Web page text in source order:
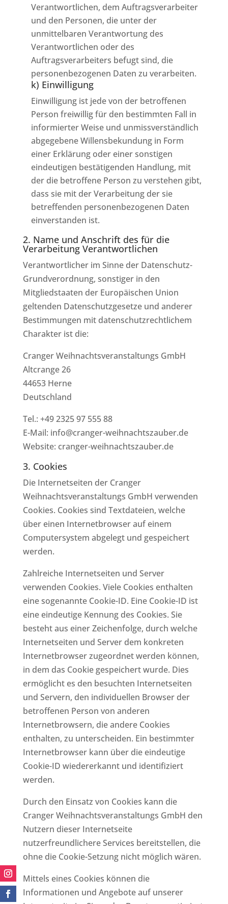
Verantwortlichen, dem Auftragsverarbeiter
und den Personen, die unter der
unmittelbaren Verantwortung des
Verantwortlichen oder des
Auftragsverarbeiters befugt sind, die
personenbezogenen Daten zu verarbeiten.
k) Einwilligung
Einwilligung ist jede von der betroffenen
Person freiwillig für den bestimmten Fall in
informierter Weise und unmissverständlich
abgegebene Willensbekundung in Form
einer Erklärung oder einer sonstigen
eindeutigen bestätigenden Handlung, mit
der die betroffene Person zu verstehen gibt,
dass sie mit der Verarbeitung der sie
betreffenden personenbezogenen Daten
einverstanden ist.
2. Name und Anschrift des für die
Verarbeitung Verantwortlichen
Verantwortlicher im Sinne der Datenschutz-
Grundverordnung, sonstiger in den
Mitgliedstaaten der Europäischen Union
geltenden Datenschutzgesetze und anderer
Bestimmungen mit datenschutzrechtlichem
Charakter ist die:
Cranger Weihnachtsveranstaltungs GmbH
Altcrange 26
44653 Herne
Deutschland
Tel.: +49 2325 97 555 88
E-Mail: info@cranger-weihnachtszauber.de
Website: cranger-weihnachtszauber.de
3. Cookies
Die Internetseiten der Cranger
Weihnachtsveranstaltungs GmbH verwenden
Cookies. Cookies sind Textdateien, welche
über einen Internetbrowser auf einem
Computersystem abgelegt und gespeichert
werden.
Zahlreiche Internetseiten und Server
verwenden Cookies. Viele Cookies enthalten
eine sogenannte Cookie-ID. Eine Cookie-ID ist
eine eindeutige Kennung des Cookies. Sie
besteht aus einer Zeichenfolge, durch welche
Internetseiten und Server dem konkreten
Internetbrowser zugeordnet werden können,
in dem das Cookie gespeichert wurde. Dies
ermöglicht es den besuchten Internetseiten
und Servern, den individuellen Browser der
betroffenen Person von anderen
Internetbrowsern, die andere Cookies
enthalten, zu unterscheiden. Ein bestimmter
Internetbrowser kann über die eindeutige
Cookie-ID wiedererkannt und identifiziert
werden.
Durch den Einsatz von Cookies kann die
Cranger Weihnachtsveranstaltungs GmbH den
Nutzern dieser Internetseite
nutzerfreundlichere Services bereitstellen, die
ohne die Cookie-Setzung nicht möglich wären.
Mittels eines Cookies können die
Informationen und Angebote auf unserer